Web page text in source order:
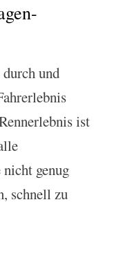
und
ist
genug
schnell zu